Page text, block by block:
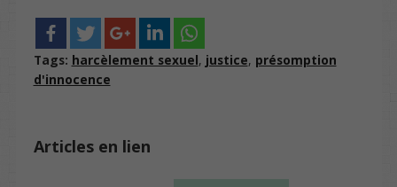
Tags: harcèlement sexuel, justice, présomption
d'innocence
Articles en lien